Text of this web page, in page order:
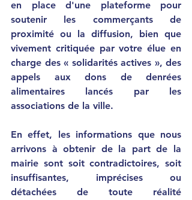
en place d'une plateforme pour
soutenir les commerçants de
proximité ou la diffusion, bien que
vivement critiquée par votre élue en
charge des « solidarités actives », des
appels aux dons de denrées
alimentaires lancés par les
associations de la ville.
En effet, les informations que nous
arrivons à obtenir de la part de la
mairie sont soit contradictoires, soit
insuffisantes, imprécises ou
détachées de toute réalité